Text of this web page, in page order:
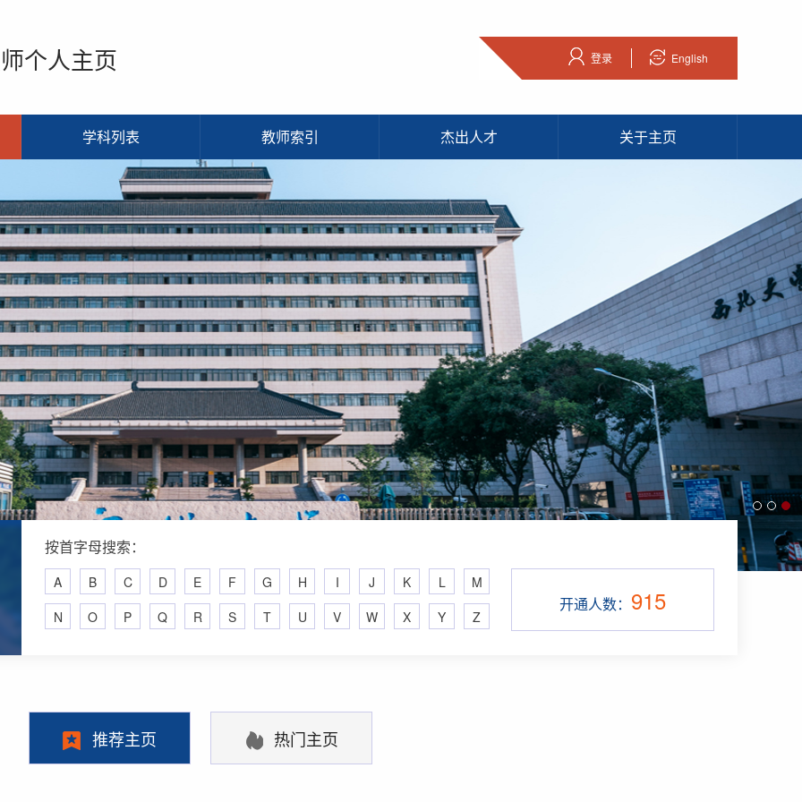
个人主页 登录 English
学科列表 教师索引 杰出人才 关于主页
按首字母搜索：
A B C D E F G H I J K L
M
N
O P Q R S T U V W X Y Z
开通人数： 915
推荐主页 热门主页